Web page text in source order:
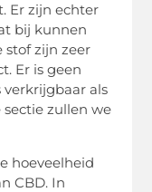
Er zijn echter
bij kunnen
stof zijn zeer
Er is geen
verkrijgbaar als
zullen we
hoeveelheid
CBD. In